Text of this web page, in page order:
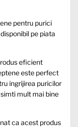
pentru purici
pe piata
eficient
este perfect
ingrijirea puricilor
mult mai bine
ca acest produs